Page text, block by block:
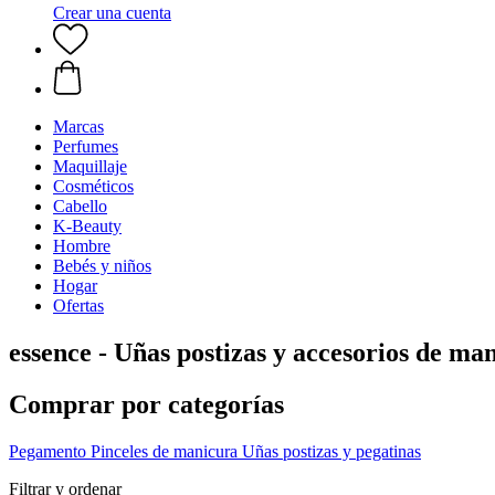
Crear una cuenta
Marcas
Perfumes
Maquillaje
Cosméticos
Cabello
K-Beauty
Hombre
Bebés y niños
Hogar
Ofertas
essence - Uñas postizas y accesorios de
Comprar por categorías
Pegamento Pinceles de manicura Uñas postizas y pegatinas
Filtrar y ordenar